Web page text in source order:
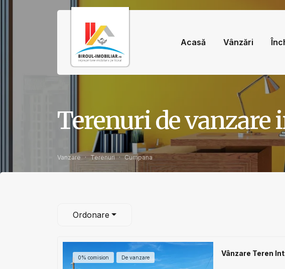
Acasă Vânzări
Terenuri de vanzare
Vanzare Terenuri Cumpana
Ordonare
0% comision De vanzare Vânzare Teren